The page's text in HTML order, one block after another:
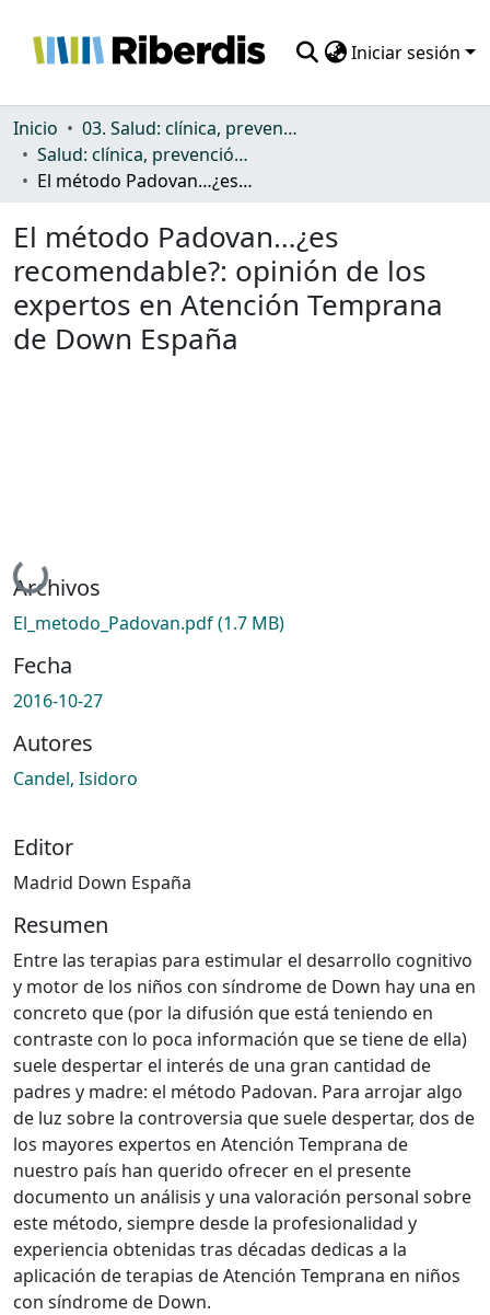
Iniciar sesión
Comunidades
Todo DSpace
Inicio
03. Salud: clínica, prevención, atención sanitaria y (re)habilitación
Salud: clínica, prevención, atención sanitaria y (re)habilitación
El método Padovan…¿es recomendable?: opinión de los expertos en Atención Temprana de Down España
El método Padovan…¿es
recomendable?: opinión de los
expertos en Atención Temprana
de Down España
Cargando...
Archivos
El_metodo_Padovan.pdf(1.7 MB)
Fecha
2016-10-27
Autores
Candel, Isidoro
Editor
Madrid Down España
Resumen
Entre las terapias para estimular el desarrollo cognitivo
y motor de los niños con síndrome de Down hay una en
concreto que (por la difusión que está teniendo en
contraste con lo poca información que se tiene de ella)
suele despertar el interés de una gran cantidad de
padres y madre: el método Padovan. Para arrojar algo
de luz sobre la controversia que suele despertar, dos de
los mayores expertos en Atención Temprana de
nuestro país han querido ofrecer en el presente
documento un análisis y una valoración personal sobre
este método, siempre desde la profesionalidad y
experiencia obtenidas tras décadas dedicas a la
aplicación de terapias de Atención Temprana en niños
con síndrome de Down.